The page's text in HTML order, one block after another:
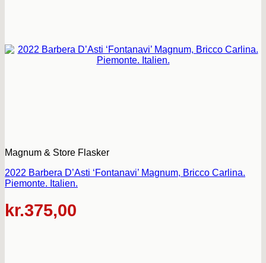
Magnum & Store Flasker
2022 Barbera D’Asti ‘Fontanavi’ Magnum, Bricco Carlina.
Piemonte. Italien.
kr.375,00